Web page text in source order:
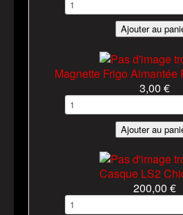
Magnette Frigo Aimantée
3,00 €
Casque LS2
200,00 €